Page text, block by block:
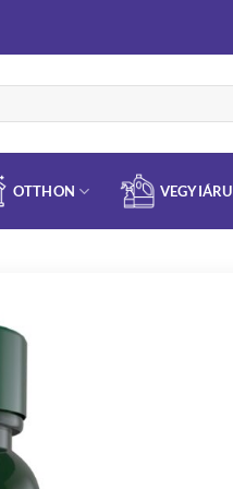
OTTHON VEGYIÁRU